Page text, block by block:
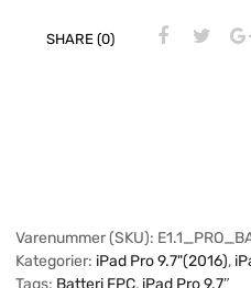
SHARE (0)
Varenummer (SKU):
Kategorier: iPad Pro 9.7"(2016),
Tags: Batteri FPC, iPad Pro 9.7″